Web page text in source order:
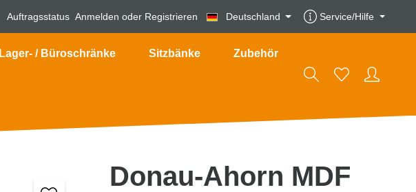
Auftragsstatus Anmelden oder Registrieren Deutschland Service/Hilfe
Lager- / Büroschränke Sitzbänke Zubehör
Donau-Ahorn MDF